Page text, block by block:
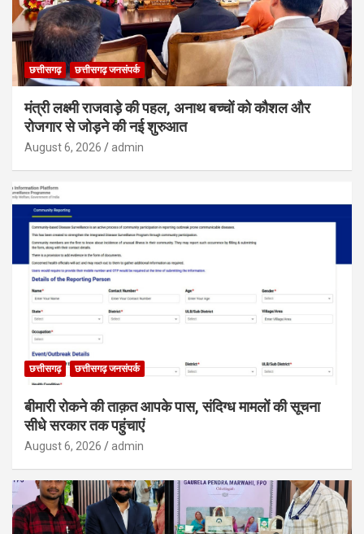
छत्तीसगढ़ छत्तीसगढ़ जनसंपर्क
मंत्री लक्ष्मी राजवाड़े की पहल, अनाथ बच्चों को कौशल और
रोजगार से जोड़ने की नई शुरुआत
August 6, 2026 admin
छत्तीसगढ़ छत्तीसगढ़ जनसंपर्क
बीमारी रोकने की ताक़त आपके पास, संदिग्ध मामलों की सूचना
सीधे सरकार तक पहुंचाएं
August 6, 2026 admin